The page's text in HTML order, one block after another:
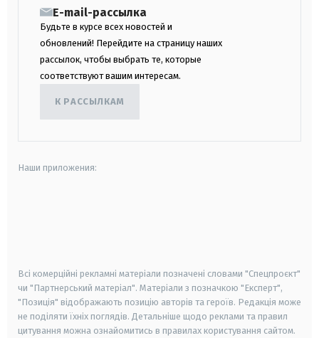
E-mail-рассылка
Будьте в курсе всех новостей и
обновлений! Перейдите на страницу наших
рассылок, чтобы выбрать те, которые
соответствуют вашим интересам.
К РАССЫЛКАМ
Наши приложения:
Всі комерційні рекламні матеріали позначені словами "Спецпроєкт"
чи "Партнерський матеріал". Матеріали з позначкою "Експерт",
"Позиція" відображають позицію авторів та героїв. Редакція може
не поділяти їхніх поглядів. Детальніше щодо реклами та правил
цитування можна ознайомитись в правилах користування сайтом.